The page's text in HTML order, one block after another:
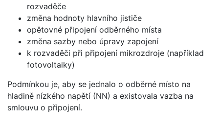
rozvaděče
změna hodnoty hlavního jističe
opětovné připojení odběrného místa
změna sazby nebo úpravy zapojení
k rozvaděči při připojení mikrozdroje (například
fotovoltaiky)
Podmínkou je, aby se jednalo o odběrné místo na
hladině nízkého napětí (NN) a existovala vazba na
smlouvu o připojení.